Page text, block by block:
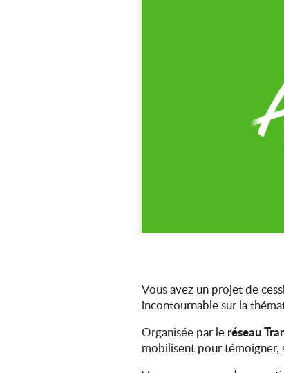
Vous avez un projet de
incontournable sur la
Organisée par le réseau
mobilisent pour témoigner,